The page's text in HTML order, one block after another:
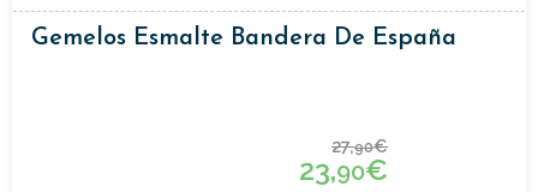
Gemelos Esmalte Bandera De España
27,90€
23,90€